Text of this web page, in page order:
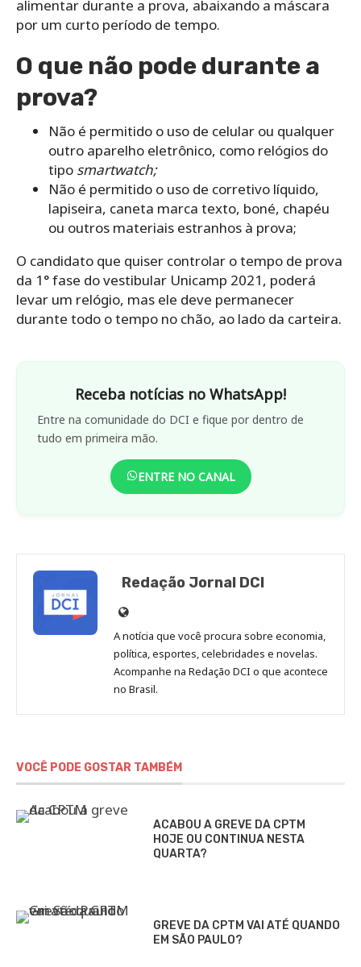
alimentar durante a prova, abaixando a máscara
por um curto período de tempo.
O que não pode durante a
prova?
Não é permitido o uso de celular ou qualquer
outro aparelho eletrônico, como relógios do
tipo smartwatch;
Não é permitido o uso de corretivo líquido,
lapiseira, caneta marca texto, boné, chapéu
ou outros materiais estranhos à prova;
O candidato que quiser controlar o tempo de prova
da 1° fase do vestibular Unicamp 2021, poderá
levar um relógio, mas ele deve permanecer
durante todo o tempo no chão, ao lado da carteira.
Receba notícias no WhatsApp!
Entre na comunidade do DCI e fique por dentro de
tudo em primeira mão.
ENTRE NO CANAL
Redação Jornal DCI
Site
de
Redação
Jornal
DCI
A notícia que você procura sobre economia,
política, esportes, celebridades e novelas.
Acompanhe na Redação DCI o que acontece
no Brasil.
VOCÊ PODE GOSTAR TAMBÉM
ACABOU A GREVE DA CPTM
HOJE OU CONTINUA NESTA
QUARTA?
GREVE DA CPTM VAI ATÉ QUANDO
EM SÃO PAULO?